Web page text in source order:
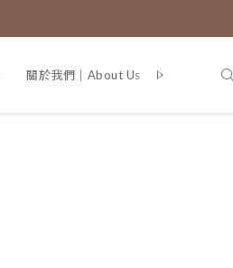
關於我們｜About Us 專利證書｜